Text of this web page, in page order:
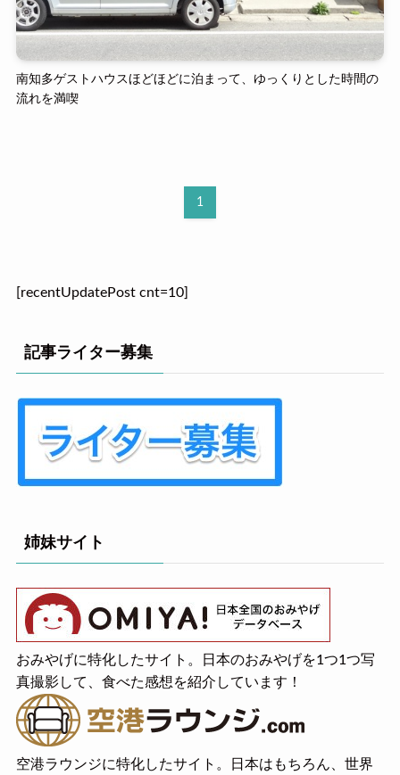
南知多ゲストハウスほどほどに泊まって、ゆっくりとした時間の
流れを満喫
1
[recentUpdatePost cnt=10]
記事ライター募集
姉妹サイト
おみやげに特化したサイト。日本のおみやげを1つ1つ写
真撮影して、食べた感想を紹介しています！
空港ラウンジに特化したサイト。日本はもちろん、世界